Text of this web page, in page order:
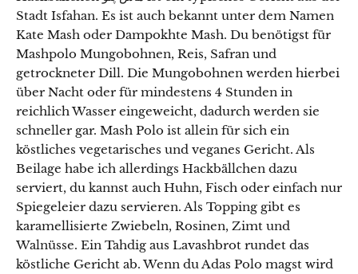
Stadt Isfahan. Es ist auch bekannt unter dem Namen
Kate Mash oder Dampokhte Mash. Du benötigst für
Mashpolo Mungobohnen, Reis, Safran und
getrockneter Dill. Die Mungobohnen werden hierbei
über Nacht oder für mindestens 4 Stunden in
reichlich Wasser eingeweicht, dadurch werden sie
schneller gar. Mash Polo ist allein für sich ein
köstliches vegetarisches und veganes Gericht. Als
Beilage habe ich allerdings Hackbällchen dazu
serviert, du kannst auch Huhn, Fisch oder einfach nur
Spiegeleier dazu servieren. Als Topping gibt es
karamellisierte Zwiebeln, Rosinen, Zimt und
Walnüsse. Ein Tahdig aus Lavashbrot rundet das
köstliche Gericht ab. Wenn du Adas Polo magst wird